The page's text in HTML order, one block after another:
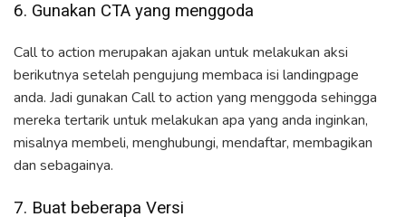
6. Gunakan CTA yang menggoda
Call to action merupakan ajakan untuk melakukan aksi
berikutnya setelah pengujung membaca isi landingpage
anda. Jadi gunakan Call to action yang menggoda sehingga
mereka tertarik untuk melakukan apa yang anda inginkan,
misalnya membeli, menghubungi, mendaftar, membagikan
dan sebagainya.
7. Buat beberapa Versi